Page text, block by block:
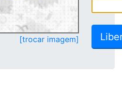
[trocar imagem]